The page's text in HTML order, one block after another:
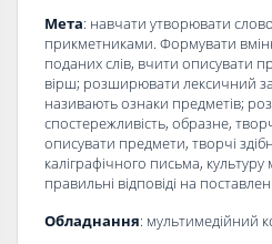
Мета: навчати утворювати
прикметниками. Формувати
поданих слів, вчити описувати
вірш; розширювати лексичний
називають ознаки предметів;
спостережливість, образне,
описувати предмети, творчі
каліграфічного письма,
правильні відповіді на
Обладнання: мультимедійний